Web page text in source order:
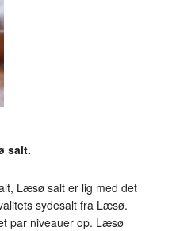
salt.
Læsø salt er lig med det
sydesalt fra Læsø.
par niveauer op. Læsø